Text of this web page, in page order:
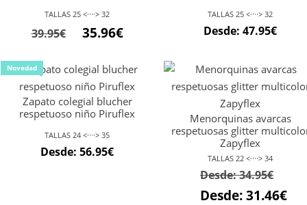
TALLAS 25 <····> 32
39.95€
El
original
era:
39.95€.
35.96€El
actual
es:
35.96€.
TALLAS 25 <····> 32
Desde:47.95€
Novedad
Zapato colegial blucher
respetuoso niño Piruflex
TALLAS 24 <····> 35
Desde: 56.95€
Menorquinas avarcas
respetuosas glitter
Zapyflex
TALLAS 22 <····> 34
Desde:34.95€
Desde:31.46€